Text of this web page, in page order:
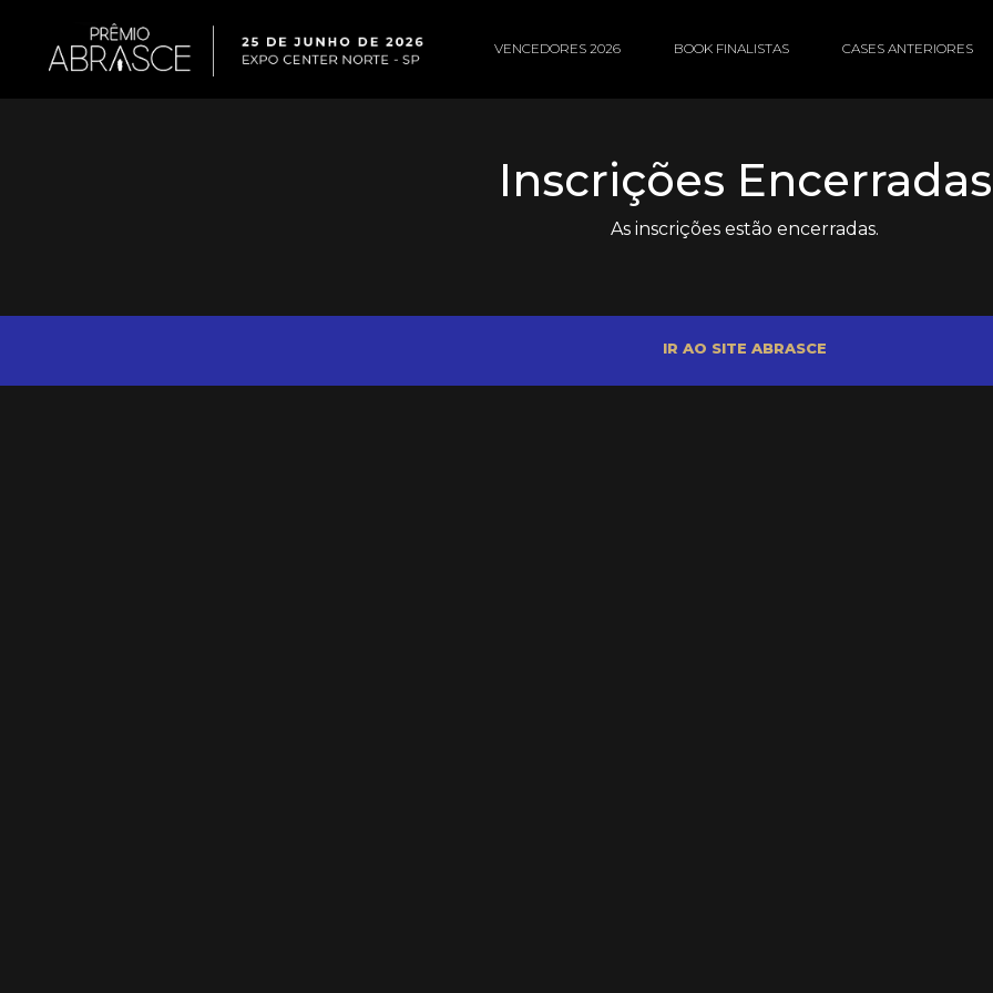
VENCEDORES 2026 BOOK FINALISTAS CASES ANTERIORES
Inscrições Encerradas
As inscrições estão encerradas.
IR AO SITE ABRASCE